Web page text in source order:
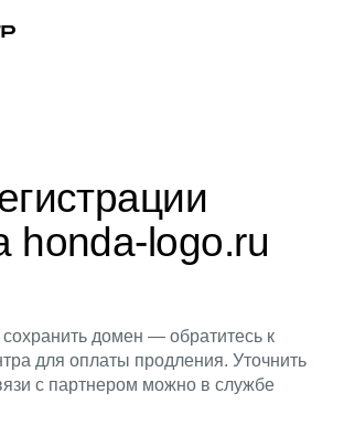
honda-logo.ru
домен — обратитесь к
для оплаты продления. Уточнить
с партнером можно в службе